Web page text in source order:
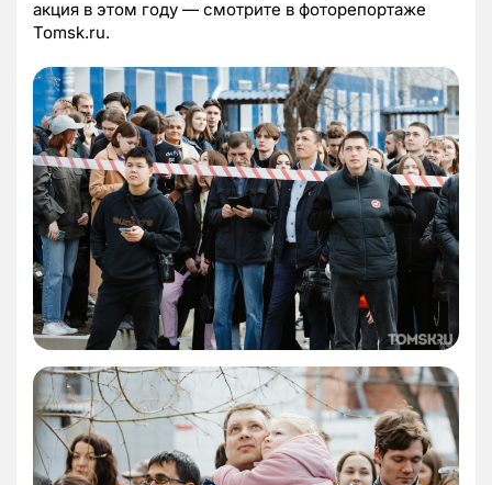
акция в этом году — смотрите в фоторепортаже
Tomsk.ru.